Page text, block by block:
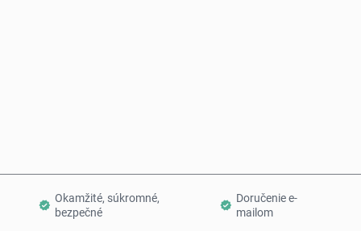
Okamžité, súkromné,
bezpečné
Doručenie e-
mailom